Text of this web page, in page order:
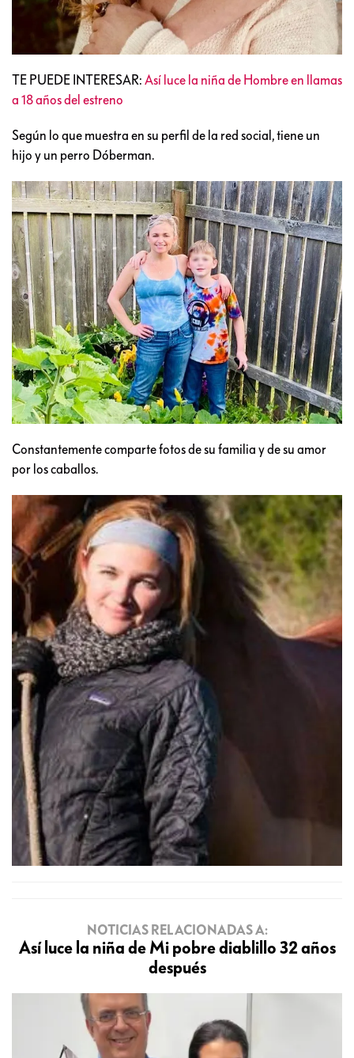
TE PUEDE INTERESAR: Así luce la niña de Hombre en llamas
a 18 años del estreno
Según lo que muestra en su perfil de la red social, tiene un
hijo y un perro Dóberman.
Constantemente comparte fotos de su familia y de su amor
por los caballos.
NOTICIAS RELACIONADAS A:
Así luce la niña de Mi pobre diablillo 32 años
después